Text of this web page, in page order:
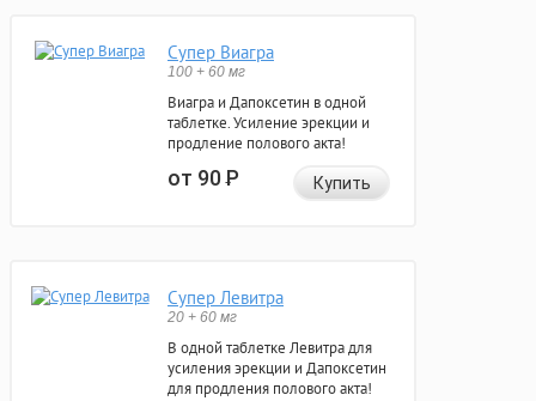
Супер Виагра
100 + 60 мг
Виагра и Дапоксетин в одной
таблетке. Усиление эрекции и
продление полового акта!
от 90Р Купить
Супер Левитра
20 + 60 мг
В одной таблетке Левитра для
усиления эрекции и Дапоксетин
для продления полового акта!